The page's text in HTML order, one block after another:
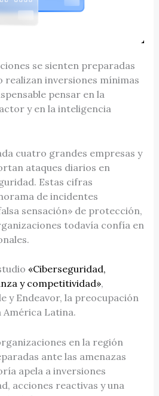
se sienten preparadas
realizan inversiones mínimas
pensar en la
y en la inteligencia
cuatro grandes empresas y
ataques diarios en
Estas cifras
de incidentes
sensación» de protección,
todavía confía en
«Ciberseguridad,
y competitividad»,
y Endeavor, la preocupación
Latina.
en la región
ante las amenazas
apela a inversiones
acciones reactivas y una